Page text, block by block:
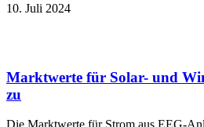
10. Juli 2024
Marktwerte für Solar- und
zu